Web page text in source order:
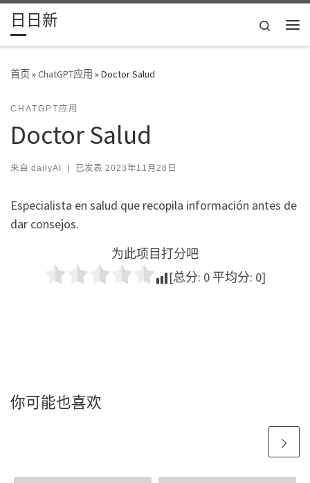
Skip to content
日日新
Search
首页»ChatGPT应用 »Doctor Salud
CHATGPT应用
Doctor Salud
来自 dailyAI | 已发表 2023年11月28日
Especialista en salud que recopila información antes de
dar consejos.
为此项目打分吧
[总分: 0 平均分: 0]
你可能也喜欢